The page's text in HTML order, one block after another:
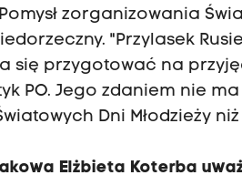
zorganizowania
"Przylasek
się przygotować na
PO. Jego zdaniem nie
Dni Młodzieży niż
Elżbieta Koterba